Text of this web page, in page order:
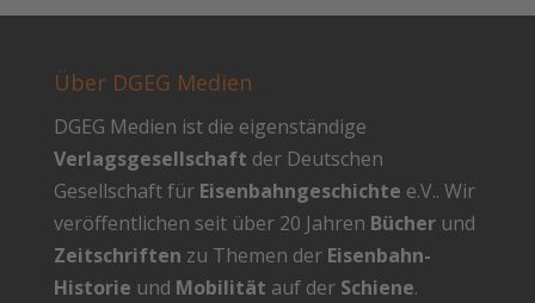
Über DGEG Medien
DGEG Medien ist die eigenständige
Verlagsgesellschaft der Deutschen
Gesellschaft für Eisenbahngeschichte e.V.. Wir
veröffentlichen seit über 20 Jahren Bücherund
Zeitschriften zu Themen der Eisenbahn-
Historie und Mobilität auf der Schiene.